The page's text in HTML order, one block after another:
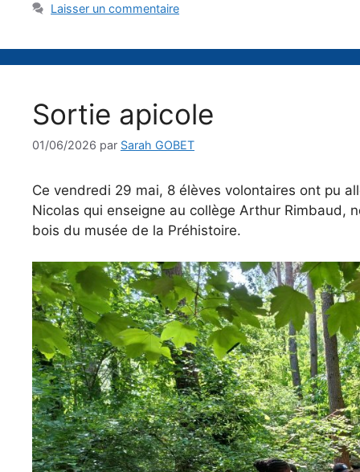
Laisser un commentaire
Sortie apicole
01/06/2026 par Sarah GOBET
Ce vendredi 29 mai, 8 élèves volontaires ont pu
Nicolas qui enseigne au collège Arthur Rimbaud,
bois du musée de la Préhistoire.